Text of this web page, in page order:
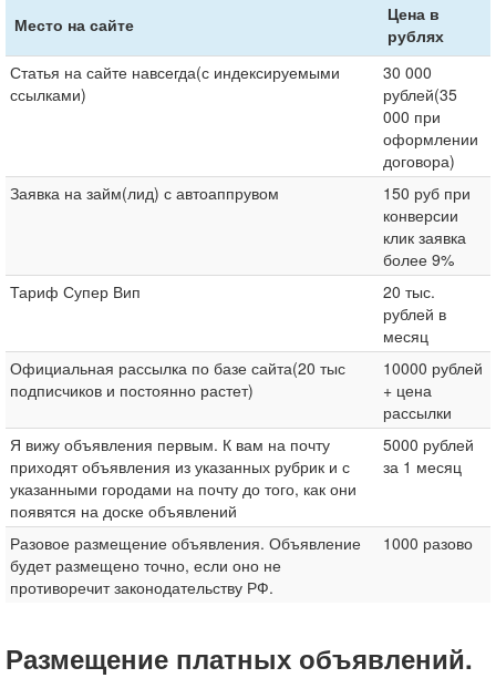
Место на сайте
Цена в
рублях
Статья на сайте навсегда(с индексируемыми
ссылками)
30 000
рублей(35
000 при
оформлении
договора)
Заявка на займ(лид) с автоаппрувом
150 руб при
конверсии
клик заявка
более 9%
Тариф Супер Вип
20 тыс.
рублей в
месяц
Официальная рассылка по базе сайта(20 тыс
подписчиков и постоянно растет)
10000 рублей
+ цена
рассылки
Я вижу объявления первым. К вам на почту
приходят объявления из указанных рубрик и с
указанными городами на почту до того, как они
появятся на доске объявлений
5000 рублей
за 1 месяц
Разовое размещение объявления. Объявление
будет размещено точно, если оно не
противоречит законодательству РФ.
1000 разово
Размещение платных объявлений.